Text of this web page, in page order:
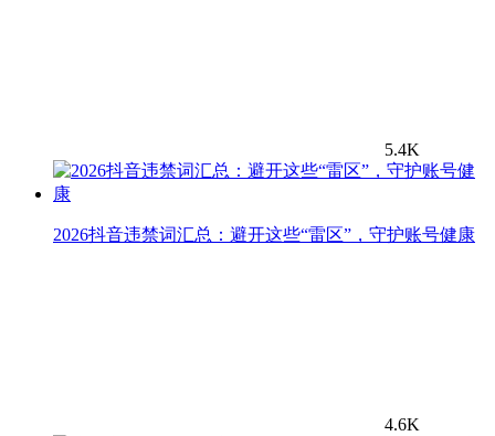
5.4K
2026抖音违禁词汇总：避开这些“雷区”，守护账号健康
4.6K